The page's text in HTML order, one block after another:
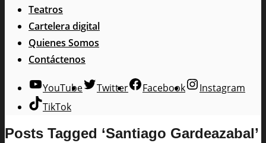
Teatros
Cartelera digital
Quienes Somos
Contáctenos
YouTube Twitter Facebook
Instagram
TikTok
Posts Tagged ‘Santiago Gardeazabal’